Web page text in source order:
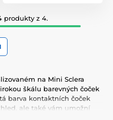
produkty z 4.
na Mini Sclera
škálu barevných čoček
barva kontaktních čoček
ale také vám umožní